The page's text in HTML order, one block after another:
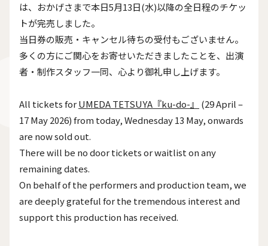
は、おかげさまで本日5月13日(水)以降の全日程のチケッ
トが完売しました。
当日券の販売・キャンセル待ちの受付もございません。
多くの方にご関心をお寄せいただきましたことを、出演
者・制作スタッフ一同、心より御礼申し上げます。
All tickets forUMEDA TETSUYA『ku-do-』
(29 April –
17 May 2026) from today, Wednesday 13 May, onwards
are now sold out.
There will be no door tickets or waitlist on any
remaining dates.
On behalf of the performers and production team, we
are deeply grateful for the tremendous interest and
support this production has received.